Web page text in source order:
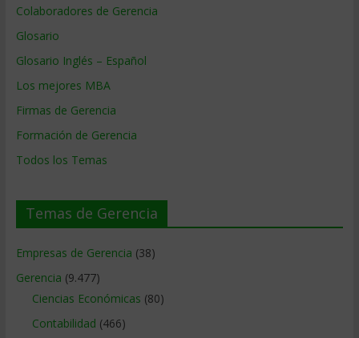
Colaboradores de Gerencia
Glosario
Glosario Inglés – Español
Los mejores MBA
Firmas de Gerencia
Formación de Gerencia
Todos los Temas
Temas de Gerencia
Empresas de Gerencia (38)
Gerencia (9.477)
Ciencias Económicas (80)
Contabilidad (466)